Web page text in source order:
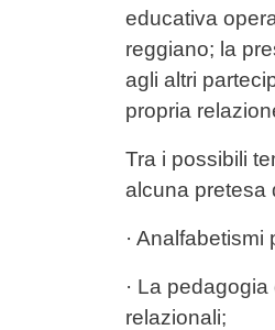
educativa
reggiano; la
agli altri
propria
Tra i possibili
alcuna pretesa
·
· La
relazionali;